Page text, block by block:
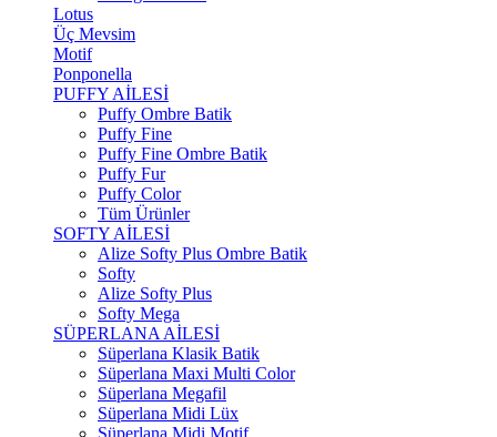
Lotus
Üç Mevsim
Motif
Ponponella
PUFFY AİLESİ
Puffy Ombre Batik
Puffy Fine
Puffy Fine Ombre Batik
Puffy Fur
Puffy Color
Tüm Ürünler
SOFTY AİLESİ
Alize Softy Plus Ombre Batik
Softy
Alize Softy Plus
Softy Mega
SÜPERLANA AİLESİ
Süperlana Klasik Batik
Süperlana Maxi Multi Color
Süperlana Megafil
Süperlana Midi Lüx
Süperlana Midi Motif